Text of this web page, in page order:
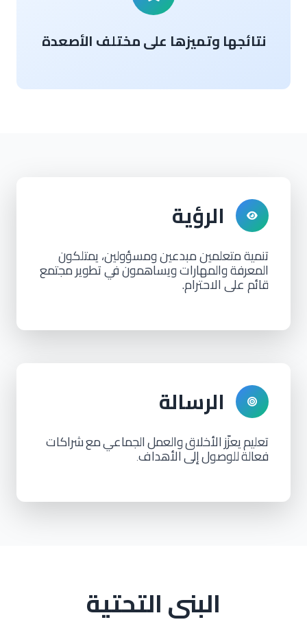
نتائجها وتميزها على مختلف الأصعدة
الرؤية
تنمية متعلمين مبدعين ومسؤولين، يمتلكون
المعرفة والمهارات ويساهمون في تطوير مجتمع
قائم على الاحترام.
الرسالة
تعليميعزّزالأخلاقوالعملالجماعي معشراكات
فعالةللوصولإلىالأهداف.
البنى التحتية